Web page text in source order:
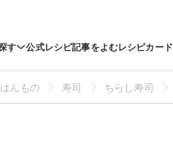
す 公式レシピ記事をよむレシピカード
んもの 寿司 ちらし寿司